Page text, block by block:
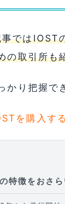
事ではIOST
の取引所も
り把握で
を購入する
特徴をおさら